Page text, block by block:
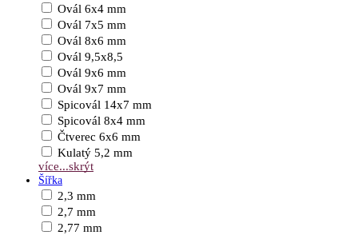
Ovál 6x4 mm
Ovál 7x5 mm
Ovál 8x6 mm
Ovál 9,5x8,5
Ovál 9x6 mm
Ovál 9x7 mm
Spicovál 14x7 mm
Spicovál 8x4 mm
Čtverec 6x6 mm
Kulatý 5,2 mm
více...skrýt
Šířka
2,3 mm
2,7 mm
2,77 mm